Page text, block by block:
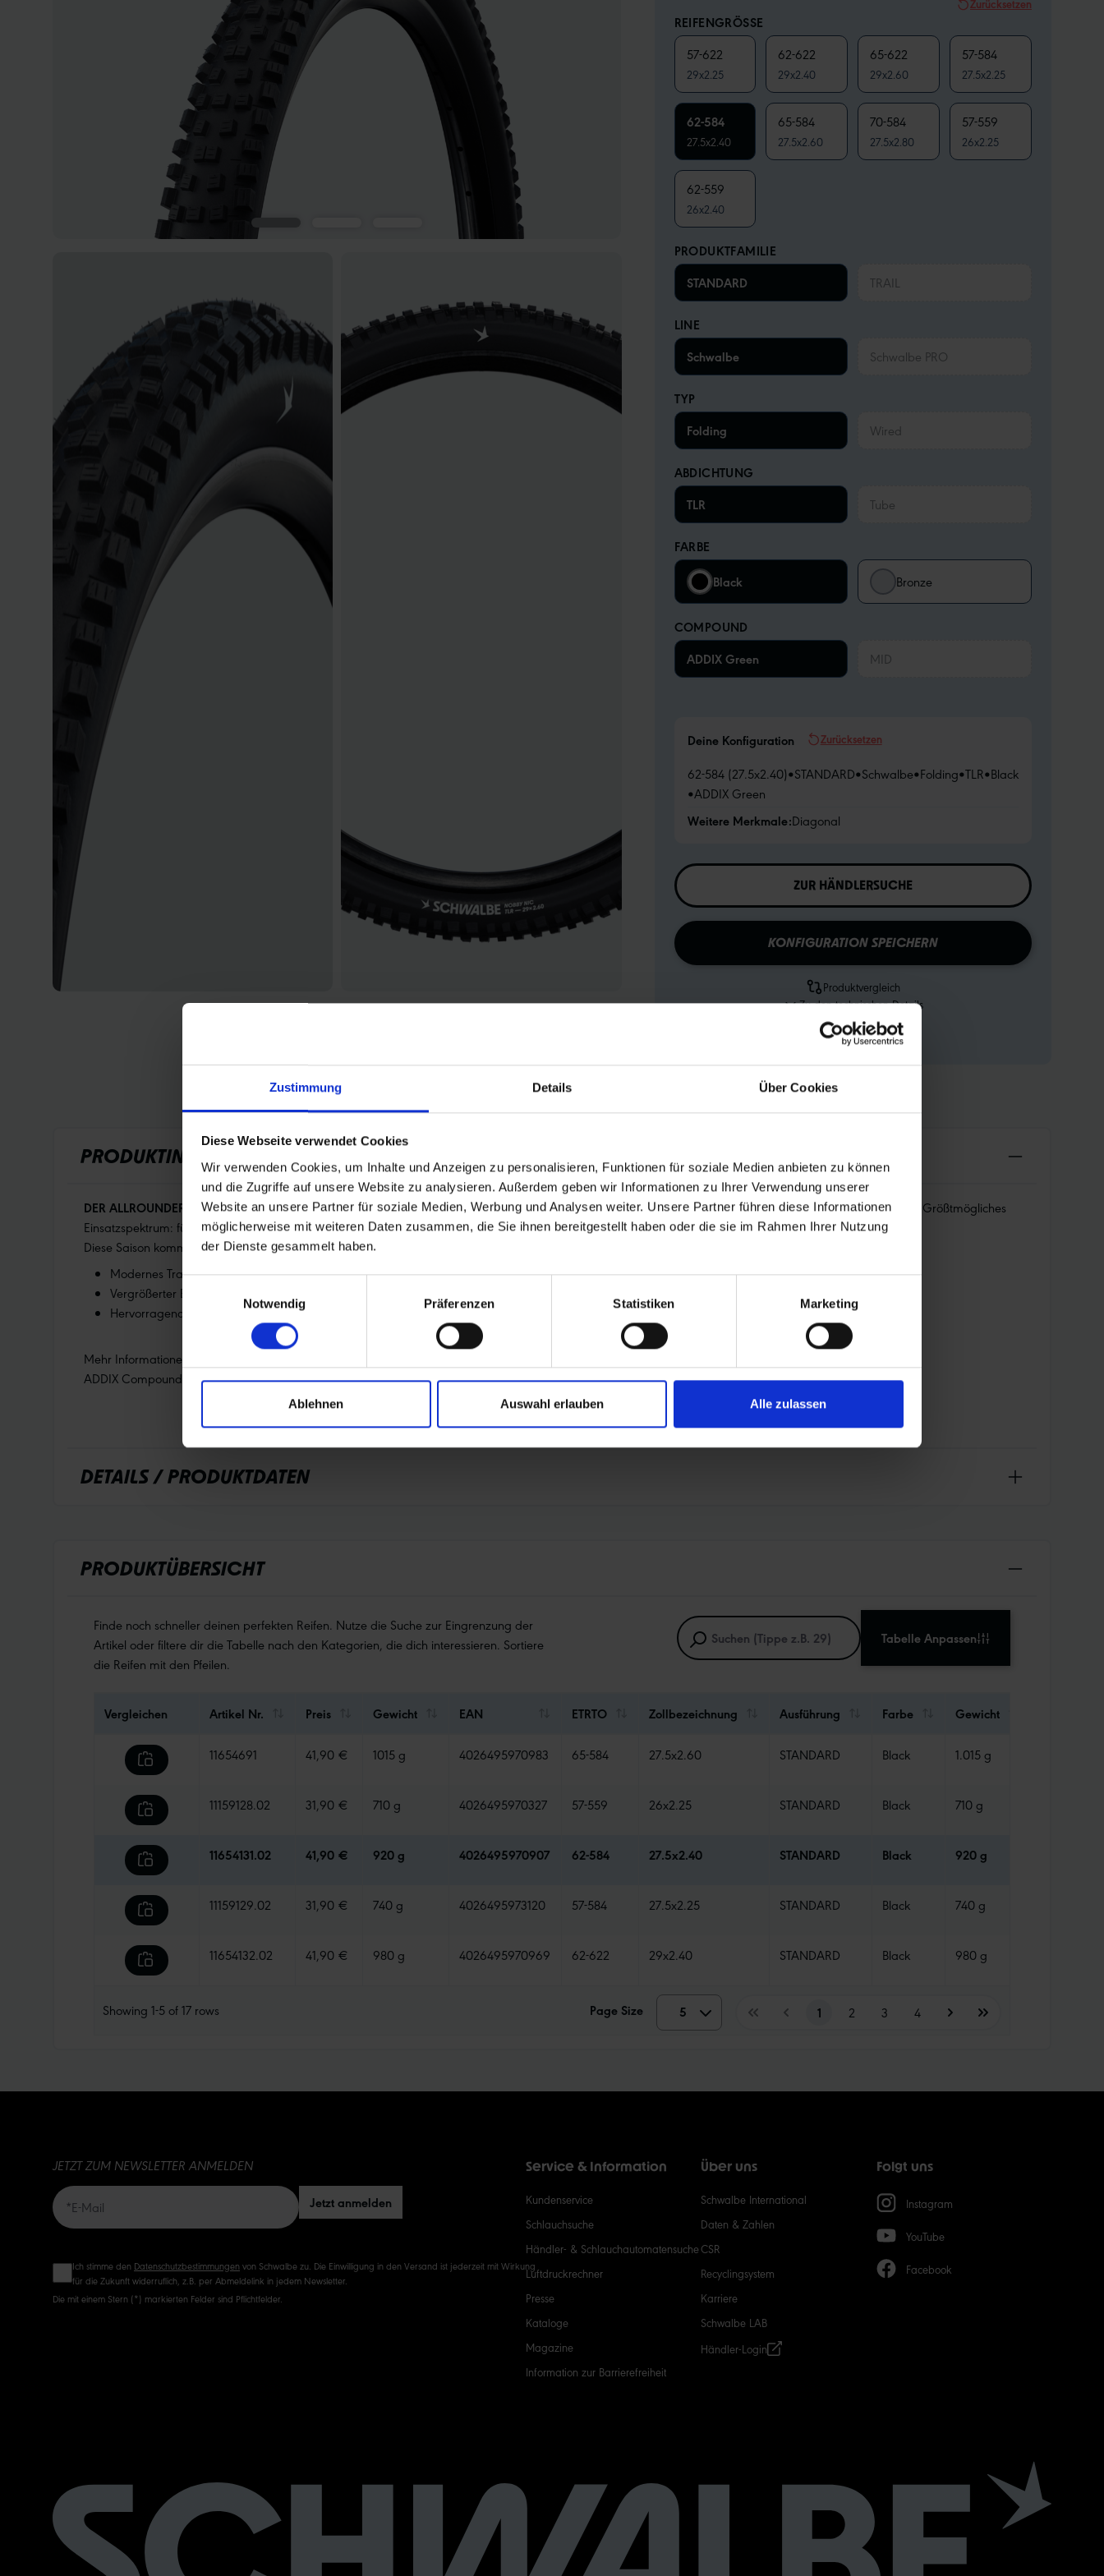
Zustimmung Details Über Cookies
Diese Webseite verwendet Cookies
Wir verwenden Cookies, um Inhalte und Anzeigen zu personalisieren, Funktionen für soziale Medien anbieten zu können
und die Zugriffe auf unsere Website zu analysieren. Außerdem geben wir Informationen zu Ihrer Verwendung unserer
Website an unsere Partner für soziale Medien, Werbung und Analysen weiter. Unsere Partner führen diese Informationen
möglicherweise mit weiteren Daten zusammen, die Sie ihnen bereitgestellt haben oder die sie im Rahmen Ihrer Nutzung
der Dienste gesammelt haben.
Notwendig
Präferenzen Statistiken Marketing
Ablehnen Auswahl erlauben Alle zulassen
Zurücksetzen
REIFENGRÖSSE
57-622
29x2.25
62-622
29x2.40
65-622
29x2.60
57-584
27.5x2.25
62-584
27.5x2.40
65-584
27.5x2.60
70-584
27.5x2.80
57-559
26x2.25
62-559
26x2.40
PRODUKTFAMILIE
STANDARD
TRAIL
LINE
Schwalbe
Schwalbe PRO
TYP
Folding
Wired
ABDICHTUNG
TLR
Tube
FARBE
Black
Bronze
COMPOUND
ADDIX Green
MID
Deine Konfiguration Zurücksetzen
62-584 (27.5x2.40)•STANDARD•Schwalbe•Folding•TLR•Black
•ADDIX Green
Weitere Merkmale:Diagonal
ZUR HÄNDLERSUCHE
KONFIGURATION SPEICHERN
Produktvergleich
Zu den technischen Details
Zur Produktübersicht
PRODUKTINFORMATIONEN
DER ALLROUNDER,
der in jeder Situation funktioniert, egal was das Wetter bringt, egal in welchem Gelände. Und das bei vergleichsweise geringem Gewicht! Größtmögliches
Einsatzspektrum: für Tour und All Mountain, für schwierige Cross-Country Strecken genauso wie für technisch anspruchsvolle Enduro-Trails.
Diese Saison kommt Nobby Nic mit einem überarbeiteten Profildesign:
Modernes Trail-Profil mit stabilen Schulterblocks sorgt für noch mehr Traktion.
Vergrößerter Blockabstand für verbesserte Selbstreinigung.
Hervorragende Brems-und Vortriebstraktion durch spezielle Stollenanordnung im Center.
Mehr Informationen:
ADDIX Compound
DETAILS / PRODUKTDATEN
PRODUKTÜBERSICHT
Finde noch schneller deinen perfekten Reifen. Nutze die Suche zur Eingrenzung der
Artikel oder filtere dir die Tabelle nach den Kategorien, die dich interessieren. Sortiere
die Reifen mit den Pfeilen.
Tabelle Anpassen
Vergleichen Artikel Nr. Preis Gewicht EAN ETRTO Zollbezeichnung Ausführung Farbe Gewicht
11654691 41,90 € 1015 g 4026495970983 65-584 27.5x2.60 STANDARD Black 1.015 g
11159128.02 31,90 € 710 g 4026495970327 57-559 26x2.25 STANDARD Black 710 g
11654131.02 41,90 € 920 g 4026495970907 62-584 27.5x2.40 STANDARD Black 920 g
11159129.02 31,90 € 740 g 4026495973120 57-584 27.5x2.25 STANDARD Black 740 g
11654132.02 41,90 € 980 g 4026495970969 62-622 29x2.40 STANDARD Black 980 g
Showing 1-5of17 rows Page Size 5 5
50
1 2 3 4
JETZT ZUM NEWSLETTER ANMELDEN
Jetzt anmelden
Ich stimme den Datenschutzbestimmungen von Schwalbe zu. Die Einwilligung in den Versand ist jederzeit mit Wirkung
für die Zukunft widerruflich, z.B. per Abmeldelink in jedem Newsletter.
Die mit einem Stern (*) markierten Felder sind Pflichtfelder.
Service & Information
Kundenservice
Schlauchsuche
Händler- & Schlauchautomatensuche
Luftdruckrechner
Presse
Kataloge
Magazine
Information zur Barrierefreiheit
Über uns
Schwalbe International
Daten & Zahlen
CSR
Recyclingsystem
Karriere
Schwalbe LAB
Händler-Login
Folgt uns
Instagram
YouTube
Facebook